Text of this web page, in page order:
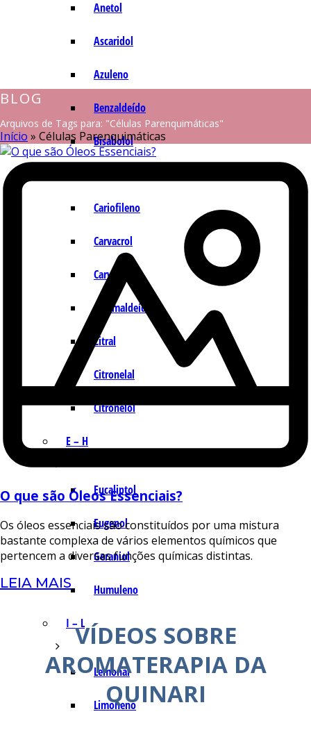
Anetol
Ascaridol
Azuleno
Benzaldeído
Bisabolol
Cariofileno
Carvacrol
Carvona
Cinamaldeído
Citral
Citronelal
Citronelol
E – H
Eucaliptol
Eugenol
Geraniol
Humuleno
I – L
Lemonal
Limoneno
BLOG
Arquivos de Tags para: "Células Parenquimáticas"
Início » Células Parenquimáticas
O que são Óleos Essenciais?
Os óleos essenciais são constituídos por uma mistura
bastante complexa de vários elementos químicos que
pertencem a diversas funções químicas distintas.
LEIA MAIS
VÍDEOS SOBRE
AROMATERAPIA DA
QUINARI